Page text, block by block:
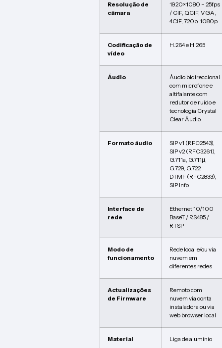
Resolução de
câmara
1920×1080 – 25fps
/ CIF, QCIF, VGA,
4CIF, 720p, 1080p
Codificação de
vídeo
H.264 e H.265
Áudio
Áudio bidireccional
com microfone e
altifalante com
redutor de ruído e
tecnologia Crystal
Clear Áudio
Formato áudio
SIP v1 (RFC2543),
SIP v2 (RFC3261),
G.711a, G.711μ,
G.729, G.722
DTMF (RFC2833),
SIP Info
Interface de
rede
Ethernet 10/100
BaseT / RS485 /
RTSP
Modo de
funcionamento
Rede local e/ou via
nuvem em
diferentes redes
Actualizações
de Firmware
Remoto com
nuvem via conta
instaladora ou via
web browser local
Material Liga de alumínio